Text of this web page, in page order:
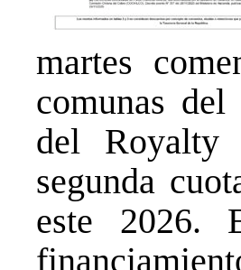
martes
comunas
del Royalty
segunda
este 2026.